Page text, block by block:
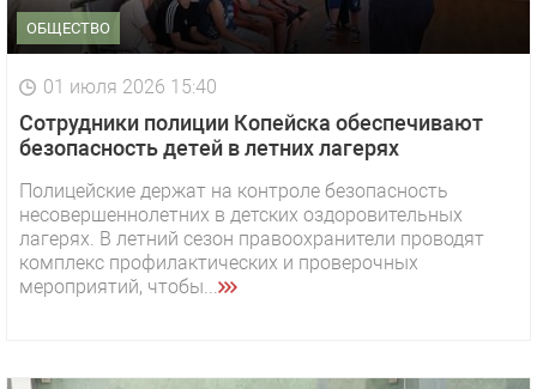
ОБЩЕСТВО
01 июля 2026 15:40
Сотрудники полиции Копейска обеспечивают
безопасность детей в летних лагерях
Полицейские держат на контроле безопасность
несовершеннолетних в детских оздоровительных
лагерях. В летний сезон правоохранители проводят
комплекс профилактических и проверочных
мероприятий, чтобы...